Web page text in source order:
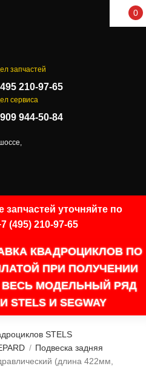
0
запчастей
210-97-65
сервиса
944-50-84
уточняйте по
(495) 210-97-65
КВАДРОЦИКЛОВ ПО
ПРИ ПОЛУЧЕНИИ
ВЕСЬ МОДЕЛЬНЫЙ РЯД
И SEGWAY
STELS
/ Подвеска задняя
(длина 422мм,